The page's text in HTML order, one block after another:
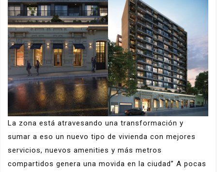
La zona está atravesando una transformación y
sumar a eso un nuevo tipo de vivienda con mejores
servicios, nuevos amenities y más metros
compartidos genera una movida en la ciudad” A pocas